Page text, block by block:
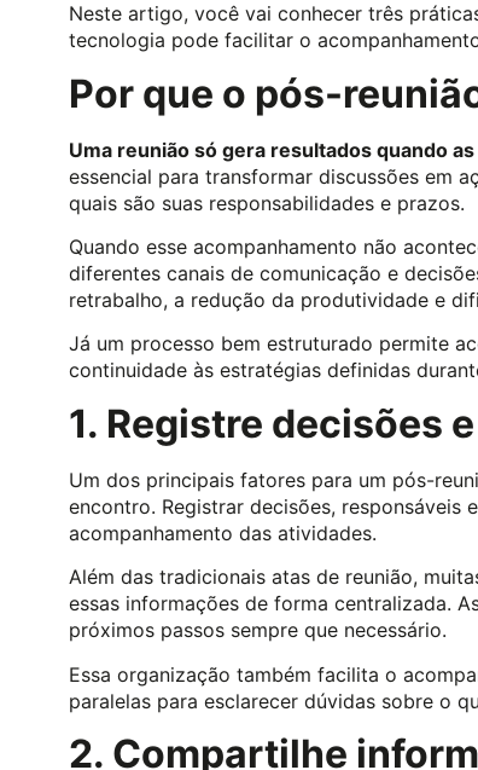
Neste artigo, você vai conhecer três
tecnologia pode facilitar o
Por que o pós-
Uma reunião só gera resultados quando
essencial para transformar discussões em
quais são suas responsabilidades e prazos.
Quando esse acompanhamento não
diferentes canais de comunicação e
retrabalho, a redução da produtividade e
Já um processo bem estruturado permite
continuidade às estratégias definidas
1. Registre decisões
Um dos principais fatores para um pós-
encontro. Registrar decisões,
acompanhamento das atividades.
Além das tradicionais atas de reunião,
essas informações de forma centralizada.
próximos passos sempre que necessário.
Essa organização também facilita o
paralelas para esclarecer dúvidas sobre o
2. Compartilhe